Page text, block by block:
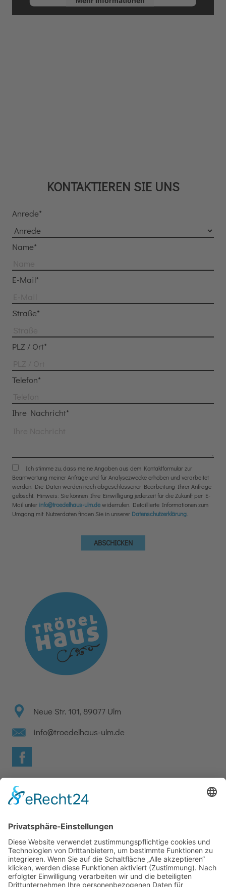
KONTAKTIEREN SIE UNS
Anrede*
Name*
E-Mail*
Straße*
PLZ / Ort*
Telefon*
Ihre Nachricht*
Ich stimme zu, dass meine Angaben aus dem Kontaktformular zur
Beantwortung meiner Anfrage und für Analysezwecke erhoben und verarbeitet
werden. Die Daten werden nach abgeschlossener Bearbeitung Ihrer Anfrage
gelöscht. Hinweis: Sie können Ihre Einwilligung jederzeit für die Zukunft per E-
Mail unter info@troedelhaus-ulm.dewiderrufen. Detaillierte Informationen zum
Umgang mit Nutzerdaten finden Sie in unserer Datenschutzerklärung.
ABSCHICKEN
Neue Str. 101, 89077 Ulm
info@troedelhaus-ulm.de
Wir benötigen Ihre Zustimmung, um den
Google Maps-Service zu laden!
Wir verwenden einen Service eines
Drittanbieters, um Karteninhalte einzubetten.
Dieser Service kann Daten zu Ihren Aktivitäten
sammeln. Bitte lesen Sie die Details durch und